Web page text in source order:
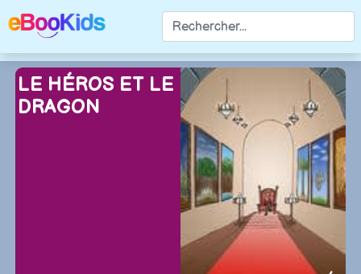
LE HÉROS ET LE
DRAGON